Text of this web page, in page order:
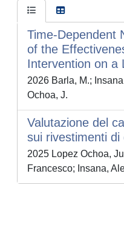
Time-Dependent
of the
Intervention on a
2026 Barla, M.;
Ochoa, J.
Valutazione del
sui rivestimenti di
2025 Lopez Ochoa,
Francesco; Insana,